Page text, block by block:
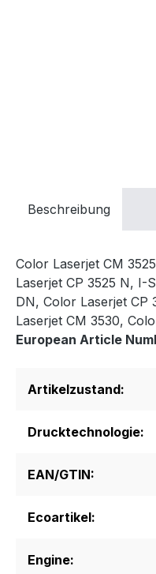
Beschreibung
Color Laserjet CM
Laserjet CP 3525 N, I-
DN, Color Laserjet CP
Laserjet CM 3530,
European Article
Artikelzustand:
Drucktechnologie:
EAN/GTIN:
Ecoartikel:
Engine: